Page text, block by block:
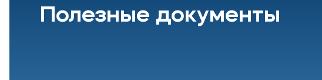
Полезные документы